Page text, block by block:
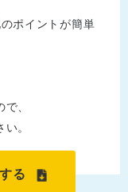
ポイントが簡単
、
。
る